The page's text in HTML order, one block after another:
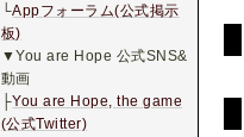
└Appフォーラム(公式掲示
板)
▼You are Hope 公式SNS&
動画
├You are Hope, the game
(公式Twitter)